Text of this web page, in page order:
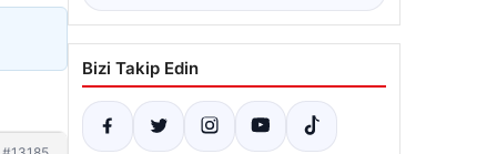
Bizi Takip Edin